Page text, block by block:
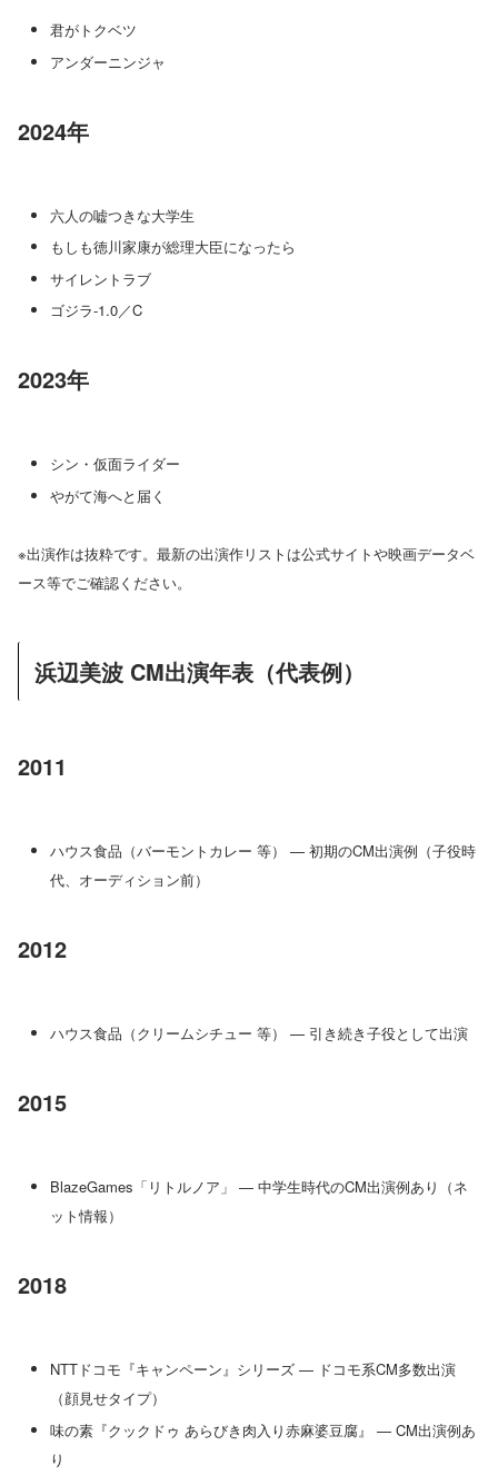
君がトクベツ
アンダーニンジャ
2024年
六人の嘘つきな大学生
もしも徳川家康が総理大臣になったら
サイレントラブ
ゴジラ-1.0／C
2023年
シン・仮面ライダー
やがて海へと届く
※出演作は抜粋です。最新の出演作リストは公式サイトや映画データベ
ース等でご確認ください。
浜辺美波 CM出演年表（代表例）
2011
ハウス食品（バーモントカレー 等） — 初期のCM出演例（子役時
代、オーディション前）
2012
ハウス食品（クリームシチュー 等） — 引き続き子役として出演
2015
BlazeGames「リトルノア」 — 中学生時代のCM出演例あり（ネ
ット情報）
2018
NTTドコモ『キャンペーン』シリーズ — ドコモ系CM多数出演
（顔見せタイプ）
味の素『クックドゥ あらびき肉入り赤麻婆豆腐』 — CM出演例あ
り